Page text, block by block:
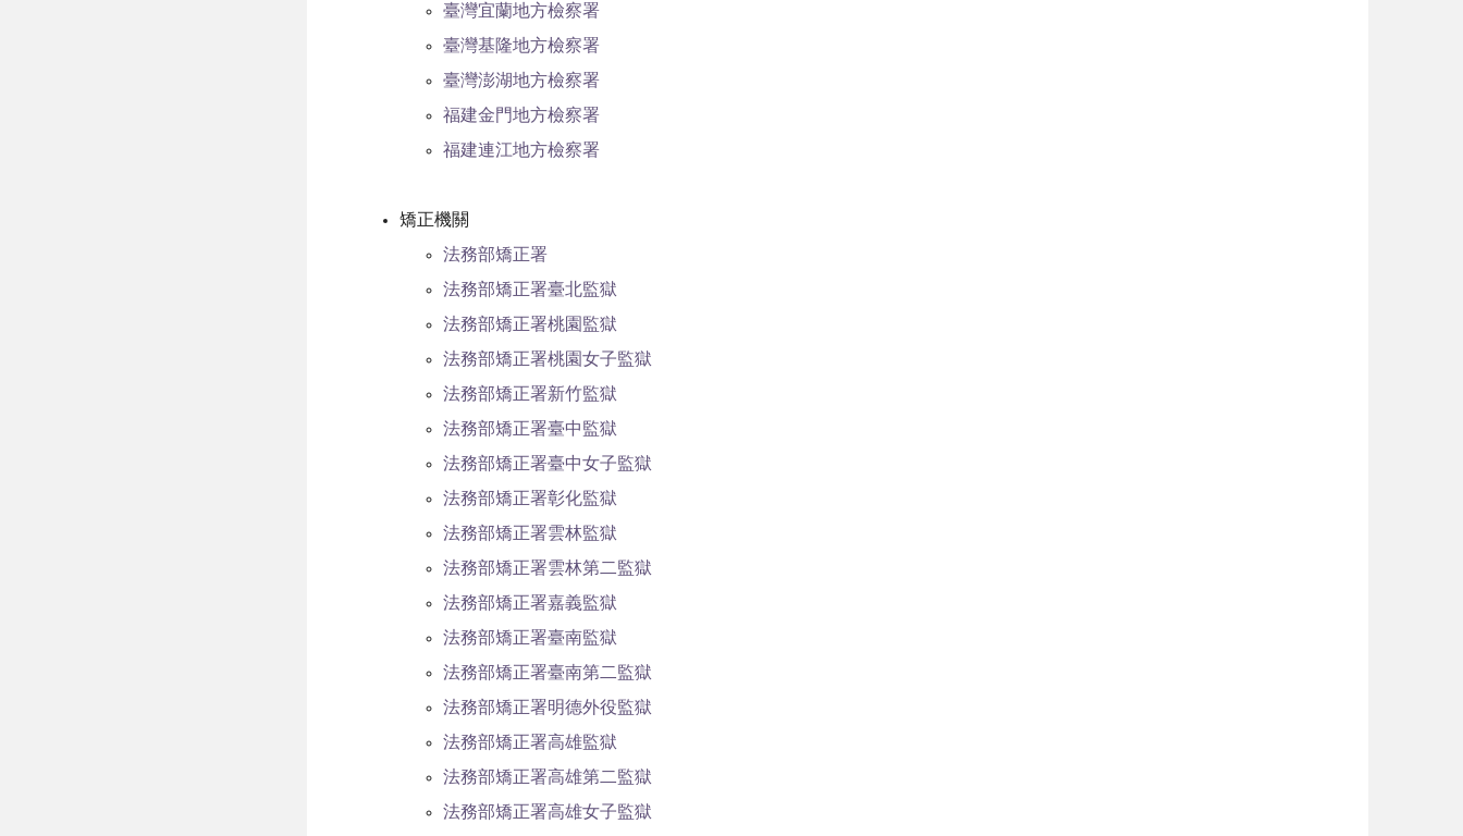
臺灣宜蘭地方檢察署
臺灣基隆地方檢察署
臺灣澎湖地方檢察署
福建金門地方檢察署
福建連江地方檢察署
矯正機關
法務部矯正署
法務部矯正署臺北監獄
法務部矯正署桃園監獄
法務部矯正署桃園女子監獄
法務部矯正署新竹監獄
法務部矯正署臺中監獄
法務部矯正署臺中女子監獄
法務部矯正署彰化監獄
法務部矯正署雲林監獄
法務部矯正署雲林第二監獄
法務部矯正署嘉義監獄
法務部矯正署臺南監獄
法務部矯正署臺南第二監獄
法務部矯正署明德外役監獄
法務部矯正署高雄監獄
法務部矯正署高雄第二監獄
法務部矯正署高雄女子監獄